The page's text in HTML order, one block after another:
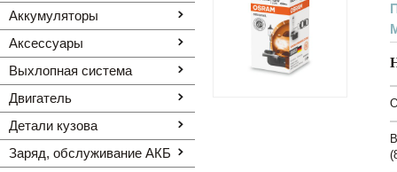
Аккумуляторы
Аксессуары
Выхлопная система
Двигатель
Детали кузова
Заряд, обслуживание АКБ